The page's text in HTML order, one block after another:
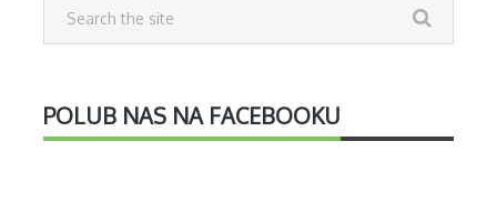
POLUB NAS NA FACEBOOKU